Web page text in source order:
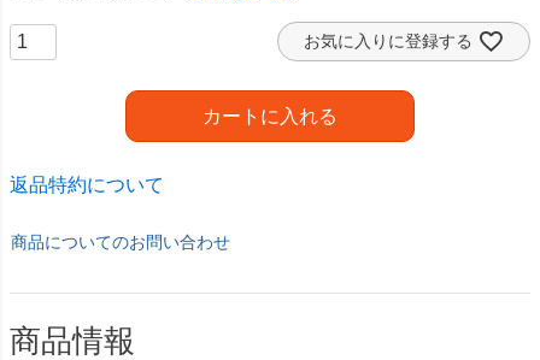
お気に入りに登録する
カートに入れる
返品特約について
商品についてのお問い合わせ
商品情報